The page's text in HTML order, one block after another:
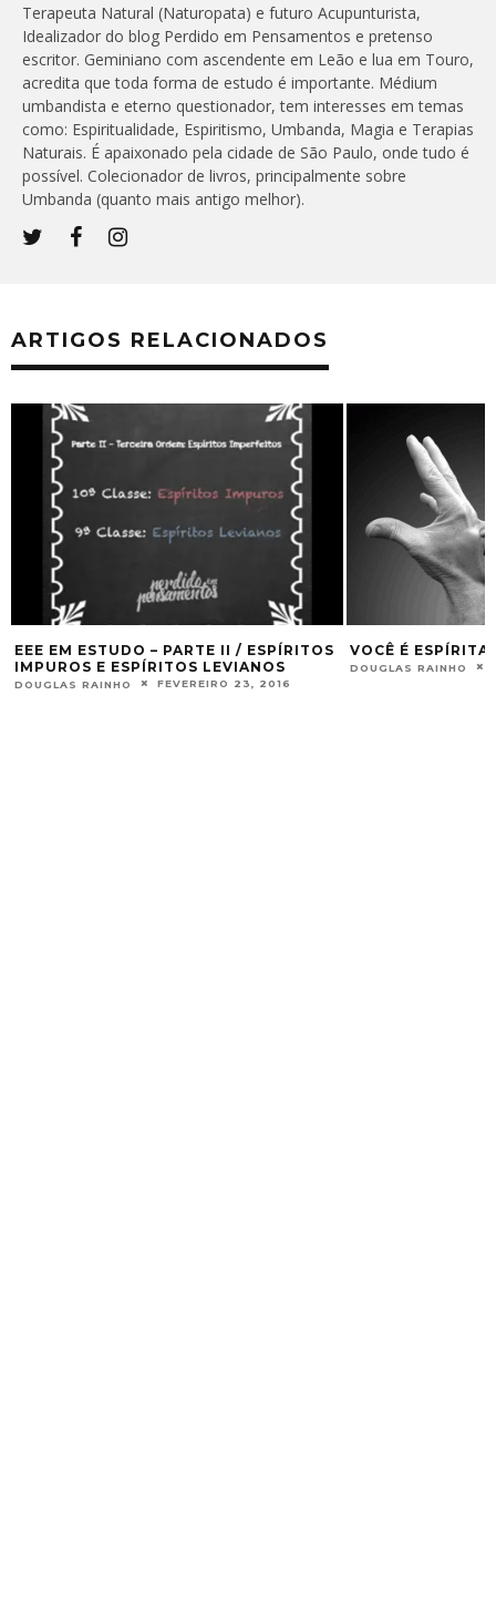
Terapeuta Natural (Naturopata) e futuro Acupunturista,
Idealizador do blog Perdido em Pensamentos e pretenso
escritor. Geminiano com ascendente em Leão e lua em Touro,
acredita que toda forma de estudo é importante. Médium
umbandista e eterno questionador, tem interesses em temas
como: Espiritualidade, Espiritismo, Umbanda, Magia e Terapias
Naturais. É apaixonado pela cidade de São Paulo, onde tudo é
possível. Colecionador de livros, principalmente sobre
Umbanda (quanto mais antigo melhor).
ARTIGOS RELACIONADOS
EEE EM ESTUDO – PARTE II / ESPÍRITOS
IMPUROS E ESPÍRITOS LEVIANOS
DOUGLAS RAINHO FEVEREIRO 23, 2016
VOCÊ É
DOUGLAS RAINHO